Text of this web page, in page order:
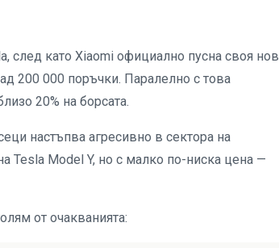
след като Xiaomi официално пусна своя нов
200 000 поръчки. Паралелно с това
20% на борсата.
настъпва агресивно в сектора на
Tesla Model Y, но с малко по-ниска цена —
от очакванията: